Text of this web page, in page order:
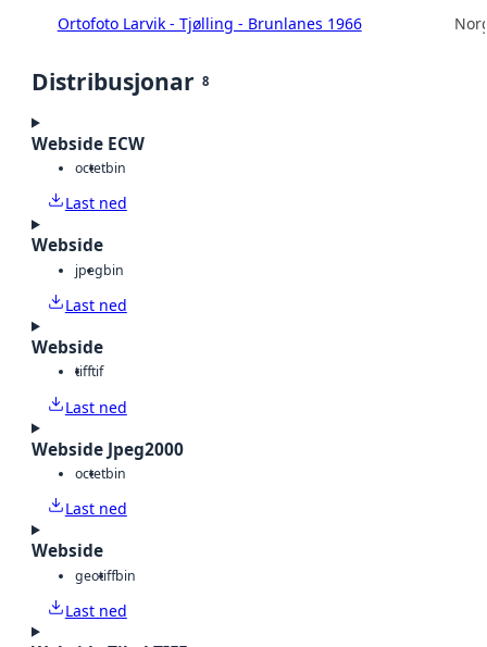
Ortofoto Larvik - Tjølling - Brunlanes 1966
Distribusjonar 8
Webside ECW
octetbin
Last ned
Webside
jpegbin
Last ned
Webside
tifftif
Last ned
Webside Jpeg2000
octetbin
Last ned
Webside
geotiffbin
Last ned